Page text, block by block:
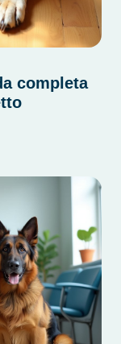
completa